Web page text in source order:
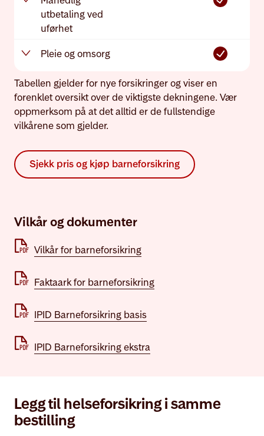
utbetaling ved
uførhet
Pleie og omsorg
Tabellen gjelder for nye forsikringer og viser en
forenklet oversikt over de viktigste dekningene. Vær
oppmerksom på at det alltid er de fullstendige
vilkårene som gjelder.
Sjekk pris og kjøp barneforsikring
Vilkår og dokumenter
pdf Vilkår for barneforsikring
pdf Faktaark for barneforsikring
pdf IPID Barneforsikring basis
pdf IPID Barneforsikring ekstra
Legg til helseforsikring i samme
bestilling